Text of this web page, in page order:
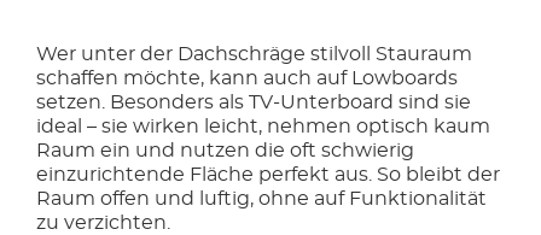
Wer unter der Dachschräge stilvoll Stauraum
schaffen möchte, kann auch auf Lowboards
setzen. Besonders als TV-Unterboard sind sie
ideal – sie wirken leicht, nehmen optisch kaum
Raum ein und nutzen die oft schwierig
einzurichtende Fläche perfekt aus. So bleibt der
Raum offen und luftig, ohne auf Funktionalität
zu verzichten.